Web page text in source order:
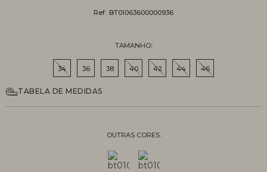
Ref: BT01063600000936
TAMANHO
34 36 38 40 42 44 46
TABELA DE MEDIDAS